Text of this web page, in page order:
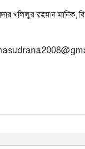
খলিলুর রহমান